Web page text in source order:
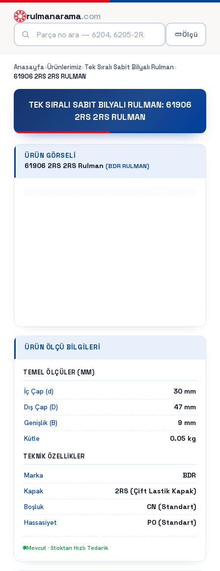
rulmanarama.com
Ölçü
Anasayfa›Ürünlerimiz›Tek Sıralı Sabit Bilyalı Rulman›
61906 2RS 2RS RULMAN
TEK SIRALI SABIT BILYALI RULMAN: 61906
2RS 2RS RULMAN
ÜRÜN GÖRSELI
61906 2RS 2RS Rulman (BDRRULMAN)
ÜRÜN ÖLÇÜ BILGILERI
TEMEL ÖLÇÜLER (MM)
İç Çap (d) 30 mm
Dış Çap (D)
47 mm
Genişlik (B)
9 mm
Kütle
0.05 kg
TEKNIK ÖZELLIKLER
Marka
BDR
Kapak
2RS (Çift Lastik Kapak)
Boşluk
CN (Standart)
Hassasiyet
P0 (Standart)
Mevcut · Stoktan Hızlı Tedarik